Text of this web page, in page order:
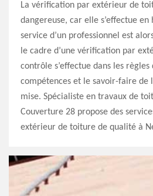
La vérification par extérieur de
dangereuse, car elle s’effectue en
service d’un professionnel est
le cadre d’une vérification par
contrôle s’effectue dans les règles
compétences et le savoir-faire de
mise. Spécialiste en travaux de
Couverture 28 propose des
extérieur de toiture de qualité à